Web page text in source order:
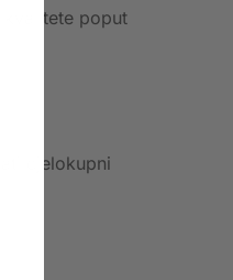
poput
cjelokupni